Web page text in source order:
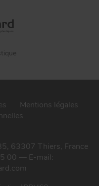
Mentions légales
63307 Thiers, France
00 — E-mail: